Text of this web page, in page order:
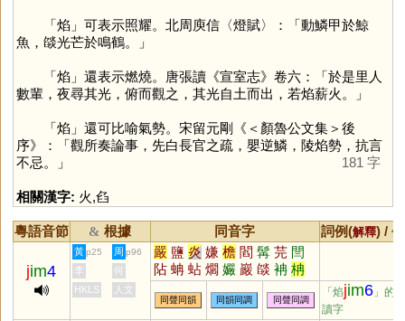
「 焰 」可表示照耀。北周庾信〈燈賦〉：「動鱗甲於鯨
魚，燄光芒於鳴鶴。」
「 焰 」還表示燃燒。唐張讀《宣室志》卷六：「於是里人
數輩，夜尋其光，俯而觀之，其光自土而出，若焰薪火。」
「 焰 」還可比喻氣勢。宋留元剛《＜顏魯公文集＞後
序》：「觀所奏論事，先白長官之疏，嬰逆鱗，陵焰勢，抗言
不忌。」
181 字
相關漢字: 火,臽
粵語音節 & 根據 同音字 詞例(解釋) /
jim4
黃 p25 周 p96 嚴 鹽 炎 嫌 檐 閻 髯 芫 閆
阽 蚺 蛅 爓 孍 巖 燄 袡 柟
壛 呥 簷
李
何
HKLS
人文
同聲同韻 同韻同調 同聲同調
「焰jim6 」的
讀字